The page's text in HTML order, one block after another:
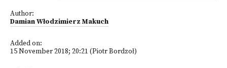
Author:
Damian Włodzimierz Makuch
Added on:
15 November 2018; 20:21 (Piotr Bordzoł)